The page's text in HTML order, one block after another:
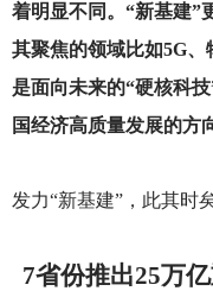
着明显不同。“新基建”
其聚焦的领域比如5G
是面向未来的“硬核科
国经济高质量发展的方
发力“新基建”，此其时
7省份推出25万